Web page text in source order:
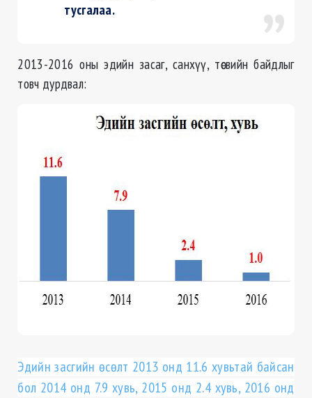
тусгалаа.
2013-2016 оны эдийн засаг, санхүү, төсвийн байдлыг
товч дурдвал:
Эдийн засгийн өсөлт 2013 онд 11.6 хувьтай байсан
бол 2014 онд 7.9 хувь, 2015 онд 2.4 хувь, 2016 онд